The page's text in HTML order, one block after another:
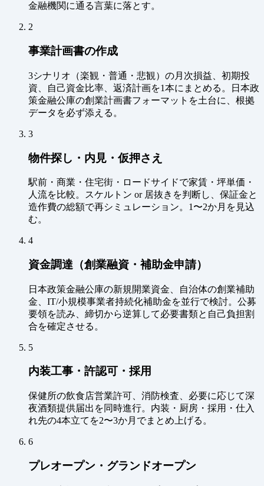
金融機関に通る言葉に落とす。
2
事業計画書の作成
3シナリオ（楽観・普通・悲観）の月次損益、初期投
資、自己資金比率、返済計画を1本にまとめる。日本政
策金融公庫の創業計画書フォーマットを土台に、根拠
データを必ず添える。
3
物件探し・内見・仮押さえ
駅前・商業・住宅街・ロードサイドで家賃・坪単価・
人流を比較。スケルトン or 居抜きを判断し、保証金と
造作費の総額で再シミュレーション。1〜2か月を見込
む。
4
資金調達（創業融資・補助金申請）
日本政策金融公庫の新規開業資金、自治体の創業補助
金、IT/小規模事業者持続化補助金を並行で検討。公募
要領を読み、締切から逆算して必要書類と自己負担割
合を確定させる。
5
内装工事・許認可・採用
保健所の飲食店営業許可、消防検査、必要に応じて深
夜酒類提供届出を同時進行。内装・厨房・採用・仕入
れ先の4本立てを2〜3か月でまとめ上げる。
6
プレオープン・グランドオープン